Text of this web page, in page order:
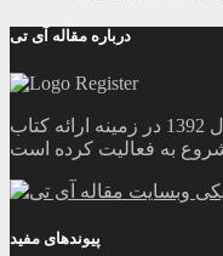
درباره مقاله آی تی
وبسایت مقاله آی تی از آبان ماه سال 1392 در زمینه ارائه کتاب
پیوندهای مفید